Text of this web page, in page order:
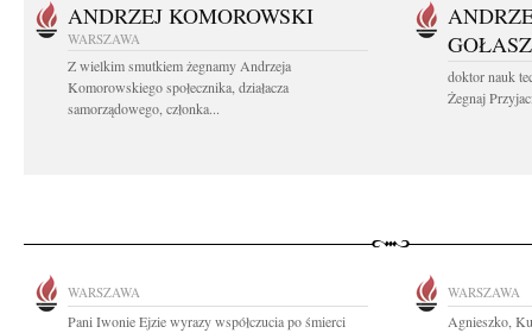
ANDRZEJ KOMOROWSKI
WARSZAWA
Z wielkim smutkiem żegnamy Andrzeja
Komorowskiego społecznika, działacza
samorządowego, członka...
doktor nauk
Żegnaj
WARSZAWA
Pani Iwonie Ejzie wyrazy współczucia po śmierci
WARSZAWA
Agnieszko,